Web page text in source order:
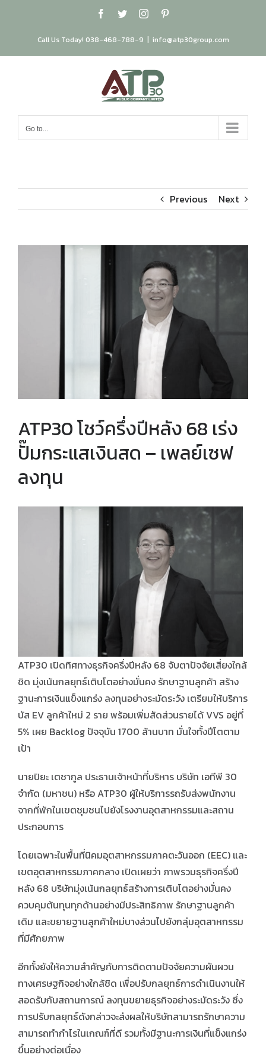
Facebook
TwitterInstagram
Call Us Today! 038-468-788-9 | info@atp30group.com
Go to...
Previous Next
ATP30 โชว์ครึ่งปีหลัง 68 เร่ง
ปั๊มกระแสเงินสด – เพลย์เซฟ
ลงทุน
ATP30 เปิดทิศทางธุรกิจครึ่งปีหลัง 68 จับตาปัจจัยเสี่ยงใกล้
ชิด มุ่งเน้นกลยุทธ์เติบโตอย่างมั่นคง รักษาฐานลูกค้า สร้าง
ฐานะการเงินแข็งแกร่ง ลงทุนอย่างระมัดระวัง เตรียมให้บริการ
บัส EV ลูกค้าใหม่ 2 ราย พร้อมเพิ่มสัดส่วนรายได้ VVS อยู่ที่
5% เผย Backlog ปัจจุบัน 1700 ล้านบาท มั่นใจทั้งปีโตตาม
เป้า
นายปิยะ เตชากูล ประธานเจ้าหน้าที่บริหาร บริษัท เอทีพี 30
จำกัด (มหาชน) หรือ ATP30 ผู้ให้บริการรถรับส่งพนักงาน
จากที่พักในเขตชุมชนไปยังโรงงานอุตสาหกรรมและสถาน
ประกอบการ
โดยเฉพาะในพื้นที่นิคมอุตสาหกรรมภาคตะวันออก (EEC) และ
เขตอุตสาหกรรมภาคกลาง เปิดเผยว่า ภาพรวมธุรกิจครึ่งปี
หลัง 68 บริษัทมุ่งเน้นกลยุทธ์สร้างการเติบโตอย่างมั่นคง
ควบคุมต้นทุนทุกด้านอย่างมีประสิทธิภาพ รักษาฐานลูกค้า
เดิม และขยายฐานลูกค้าใหม่บางส่วนไปยังกลุ่มอุตสาหกรรม
ที่มีศักยภาพ
อีกทั้งยังให้ความสำคัญกับการติดตามปัจจัยความผันผวน
ทางเศรษฐกิจอย่างใกล้ชิด เพื่อปรับกลยุทธ์การดำเนินงานให้
สอดรับกับสถานการณ์ ลงทุนขยายธุรกิจอย่างระมัดระวัง ซึ่ง
การปรับกลยุทธ์ดังกล่าวจะส่งผลให้บริษัทสามารถรักษาความ
สามารถทำกำไรในเกณฑ์ที่ดี รวมทั้งมีฐานะการเงินที่แข็งแกร่ง
ขึ้นอย่างต่อเนื่อง